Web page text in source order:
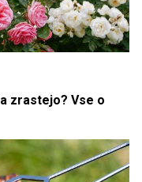
zrastejo? Vse o